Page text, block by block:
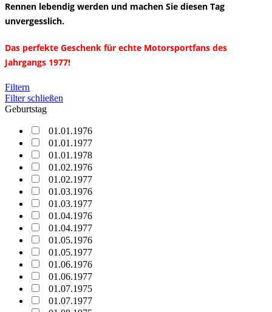
Rennen lebendig werden und machen Sie diesen Tag
unvergesslich.
Das perfekte Geschenk für echte Motorsportfans des
Jahrgangs 1977!
Filtern
Filter schließen
Geburtstag
01.01.1976
01.01.1977
01.01.1978
01.02.1976
01.02.1977
01.03.1976
01.03.1977
01.04.1976
01.04.1977
01.05.1976
01.05.1977
01.06.1976
01.06.1977
01.07.1975
01.07.1977